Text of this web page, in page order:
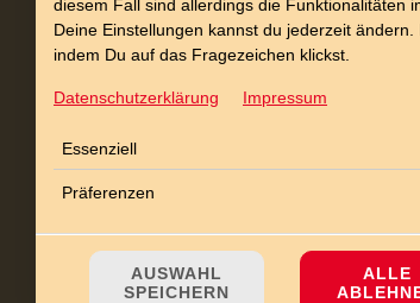
Erdbeer- und Käsekuchen-Eis mit
diesem Fall sind allerdings die Funktionalitäten
Deine Einstellungen kannst du jederzeit
indem Du auf das Fragezeichen klickst.
Datenschutzerklärung Impressum
Essenziell
Präferenzen
AUSWAHL
SPEICHERN
ALLE